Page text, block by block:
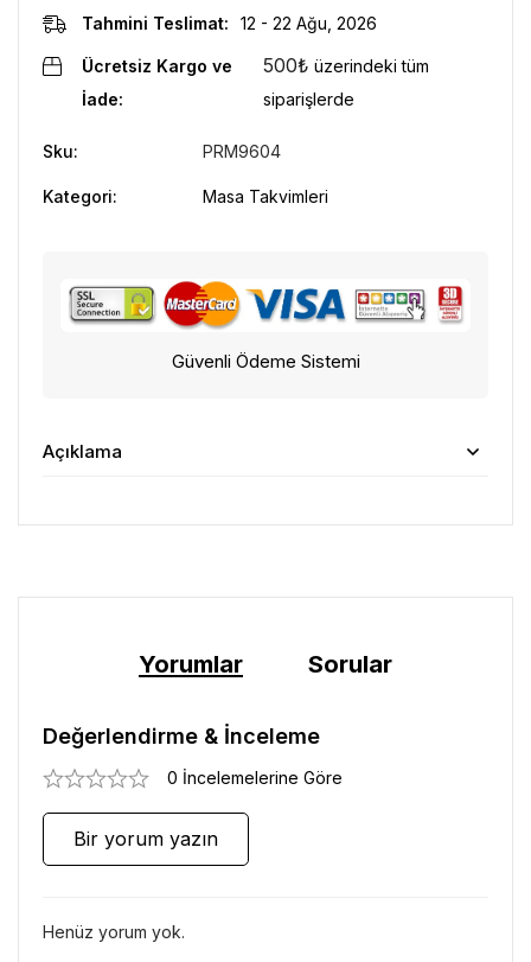
Tahmini Teslimat: 12 - 22 Ağu, 2026
Ücretsiz Kargo ve
İade:
500₺ üzerindeki tüm
siparişlerde
Sku: PRM9604
Kategori: Masa Takvimleri
Güvenli Ödeme Sistemi
Açıklama
Yorumlar Sorular
Değerlendirme & İnceleme
0 İncelemelerine Göre
Bir yorum yazın
Henüz yorum yok.